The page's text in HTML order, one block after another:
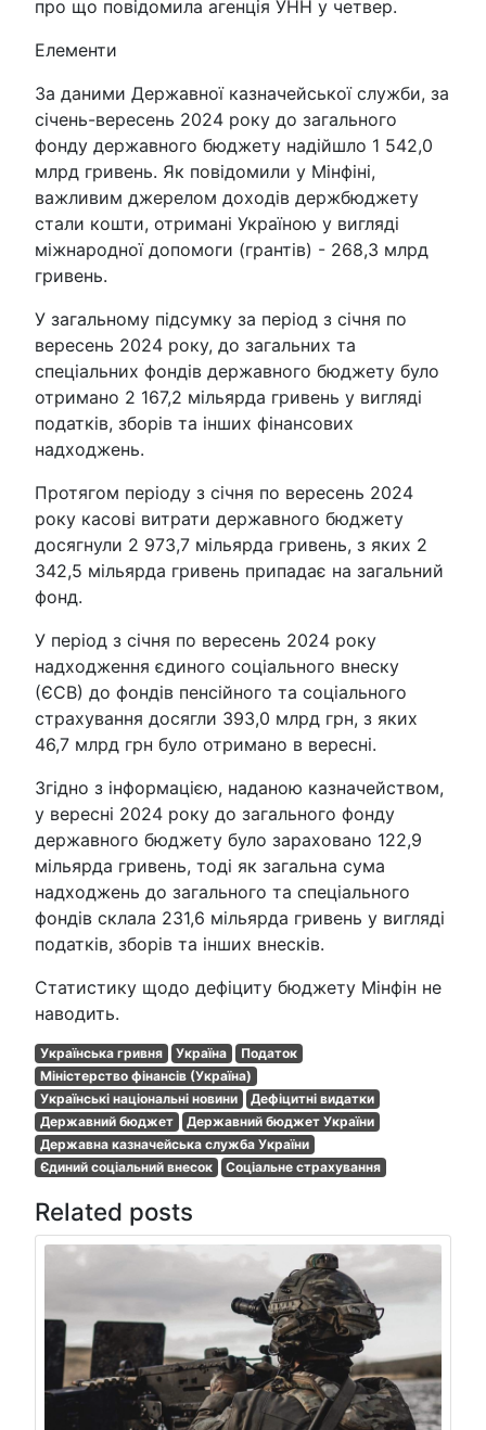
про що повідомила агенція УНН у четвер.
Елементи
За даними Державної казначейської служби, за
січень-вересень 2024 року до загального
фонду державного бюджету надійшло 1 542,0
млрд гривень. Як повідомили у Мінфіні,
важливим джерелом доходів держбюджету
стали кошти, отримані Україною у вигляді
міжнародної допомоги (грантів) - 268,3 млрд
гривень.
У загальному підсумку за період з січня по
вересень 2024 року, до загальних та
спеціальних фондів державного бюджету було
отримано 2 167,2 мільярда гривень у вигляді
податків, зборів та інших фінансових
надходжень.
Протягом періоду з січня по вересень 2024
року касові витрати державного бюджету
досягнули 2 973,7 мільярда гривень, з яких 2
342,5 мільярда гривень припадає на загальний
фонд.
У період з січня по вересень 2024 року
надходження єдиного соціального внеску
(ЄСВ) до фондів пенсійного та соціального
страхування досягли 393,0 млрд грн, з яких
46,7 млрд грн було отримано в вересні.
Згідно з інформацією, наданою казначейством,
у вересні 2024 року до загального фонду
державного бюджету було зараховано 122,9
мільярда гривень, тоді як загальна сума
надходжень до загального та спеціального
фондів склала 231,6 мільярда гривень у вигляді
податків, зборів та інших внесків.
Статистику щодо дефіциту бюджету Мінфін не
наводить.
Українська гривня Україна
Податок
Міністерство фінансів (Україна)
Українські національні новини
Дефіцитні видатки
Державний бюджет
Державний бюджет України
Державна казначейська служба України
Єдиний соціальний внесок
Соціальне страхування
Related posts